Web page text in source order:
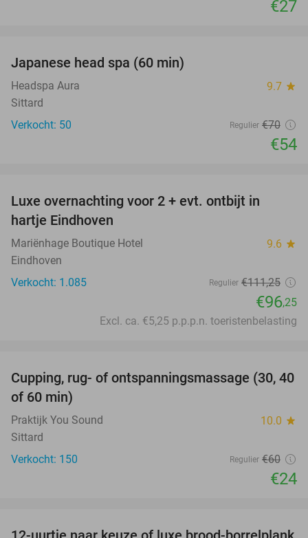
€27
Japanese head spa (60 min)
Headspa Aura 9.7 star
Sittard
Verkocht: 50
Regulier €70
€54
Luxe overnachting voor 2 + evt. ontbijt in
hartje Eindhoven
Mariënhage Boutique Hotel 9.6 star
Eindhoven
Verkocht: 1.085
Regulier €111,25
€96,25
Excl. ca. €5,25 p.p.p.n. toeristenbelasting
60%
Cupping, rug- of ontspanningsmassage (30, 40
of 60 min)
Praktijk You Sound 10.0 star
Sittard
Verkocht: 150
Regulier €60
€24